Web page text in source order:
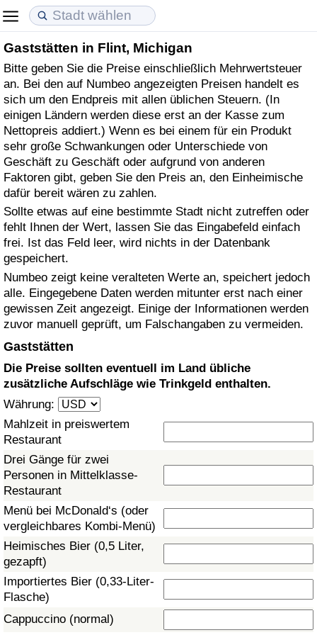
Gaststätten in Flint, Michigan
Bitte geben Sie die Preise einschließlich Mehrwertsteuer
an. Bei den auf Numbeo angezeigten Preisen handelt es
sich um den Endpreis mit allen üblichen Steuern. (In
einigen Ländern werden diese erst an der Kasse zum
Nettopreis addiert.) Wenn es bei einem für ein Produkt
sehr große Schwankungen oder Unterschiede von
Geschäft zu Geschäft oder aufgrund von anderen
Faktoren gibt, geben Sie den Preis an, den Einheimische
dafür bereit wären zu zahlen.
Sollte etwas auf eine bestimmte Stadt nicht zutreffen oder
fehlt Ihnen der Wert, lassen Sie das Eingabefeld einfach
frei. Ist das Feld leer, wird nichts in der Datenbank
gespeichert.
Numbeo zeigt keine veralteten Werte an, speichert jedoch
alle. Eingegebene Daten werden mitunter erst nach einer
gewissen Zeit angezeigt. Einige der Informationen werden
zuvor manuell geprüft, um Falschangaben zu vermeiden.
Gaststätten
Die Preise sollten eventuell im Land übliche
zusätzliche Aufschläge wie Trinkgeld enthalten.
Währung:
Mahlzeit in preiswertem
Restaurant
Drei Gänge für zwei
Personen in Mittelklasse-
Restaurant
Menü bei McDonald‘s (oder
vergleichbares Kombi-Menü)
Heimisches Bier (0,5 Liter,
gezapft)
Importiertes Bier (0,33-Liter-
Flasche)
Cappuccino (normal)
Lebenshaltungskosten
Lebenshaltungskosten-Index (aktuell)
Lebenshaltungskosten-Index
Lebenshaltungskosten-Index nach Land
in Akaba
Immobilienpreise
Immobilienpreis-Index (aktuell)
Immobilienpreis-Index
Immobilienpreis-Index nach Land
Lebensqualität
Lebensqualität-Index
Lebensqualität-Index (aktuell)
Lebensqualitätsindex nach Land
Kriminalität
Kriminalitäts-Index (aktuell)
Kriminalitäts-Index
Kriminalitätsindex nach Land
Gesundheitsversorgung
Gesundheitsversorgungs-Index (aktuell)
Gesundheitsversorgungs-Index
Umweltverschmutzung
Umweltverschmutzungs-Index (aktuell)
Verschmutzungsindex
Umweltverschmutzungs-Index nach Land